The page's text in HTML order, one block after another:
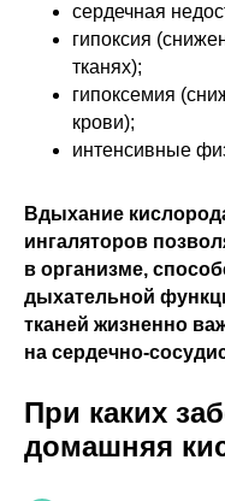
сердечная
гипоксия
тканях);
гипоксемия
крови);
интенсивные
Вдыхание
ингаляторов
в организме,
дыхательной
тканей жизненно
на сердечно-
При каких
домашняя